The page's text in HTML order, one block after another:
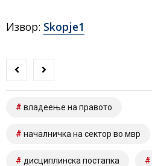
Извор: Skopje1
владеење на правото
началничка на сектор во мвр
дисциплинска постапка